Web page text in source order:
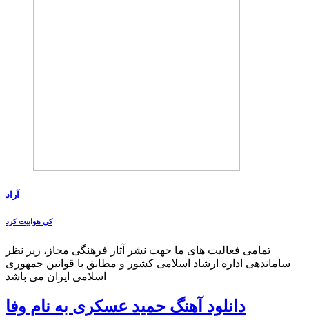
آراد
کی هواییت کرد
تمامی فعالیت های ما جهت نشر آثار فرهنگی مجاز، زیر نظر
ساماندهی اداره ارشاد اسلامی کشور و مطابق با قوانین جمهوری
اسلامی ایران می باشد
دانلود آهنگ حمید عسکری به نام وفا